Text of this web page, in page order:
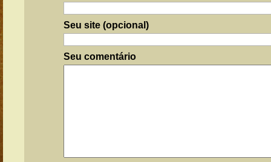
Seu site (opcional)
Seu comentário